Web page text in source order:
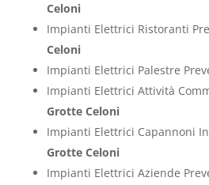
Celoni
Impianti Elettrici Ristoranti
Celoni
Impianti Elettrici Palestre
Impianti Elettrici Attività
Grotte Celoni
Impianti Elettrici Capannoni
Grotte Celoni
Impianti Elettrici Aziende